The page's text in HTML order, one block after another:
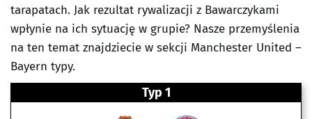
tarapatach. Jak rezultat rywalizacji z Bawarczykami
wpłynie na ich sytuację w grupie? Nasze przemyślenia
na ten temat znajdziecie w sekcji Manchester United –
Bayern typy.
Typ 1